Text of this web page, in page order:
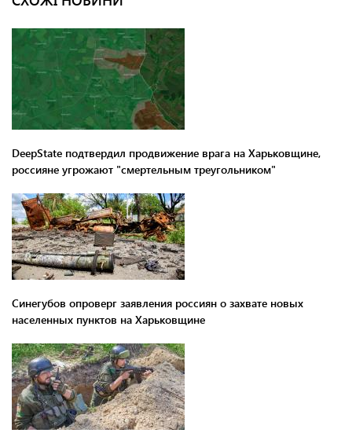
DeepState подтвердил продвижение врага на Харьковщине,
россияне угрожают "смертельным треугольником"
Синегубов опроверг заявления россиян о захвате новых
населенных пунктов на Харьковщине